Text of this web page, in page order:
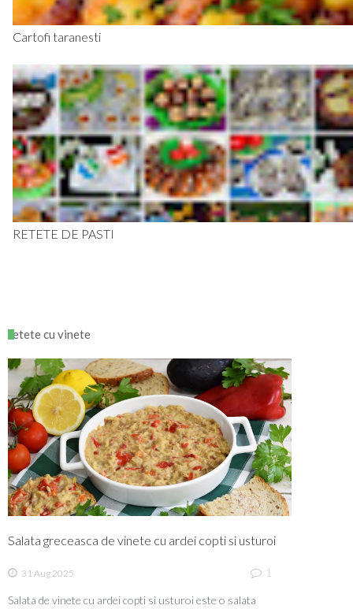
Cartofi taranesti
RETETE DE PASTI
retete cu vinete
Salata greceasca de vinete cu ardei copti si usturoi
31 Aug 2025 1
Salata de vinete cu ardei copti si usturoi este o salata